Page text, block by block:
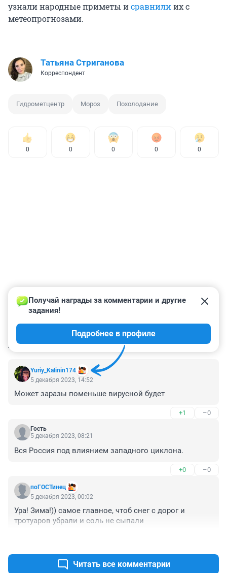
узнали народные приметы исравнилиих с
метеопрогнозами.
Татьяна Стриганова
Корреспондент
Гидрометцентр Мороз Похолодание
0 0 0 0 0
КОММЕНТАРИИ 86
Yuriy_Kalinin174
Получай награды за комментарии и другие
задания!
Подробнее в профиле
5 декабря 2023, 14:52
Может заразы поменьше вирусной будет
+1 –0
Гость
5 декабря 2023, 08:21
Вся Россия под влиянием западного циклона.
+0 –0
поГОСТинец
5 декабря 2023, 00:02
Ура! Зима!)) самое главное, чтоб снег с дорог и
тротуаров убрали и соль не сыпали
Читать все комментарии